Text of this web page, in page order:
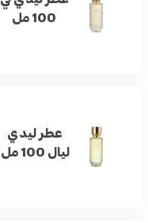
100 مل
عطر ليدي
ليال 100 مل